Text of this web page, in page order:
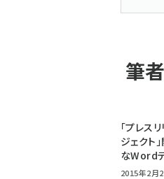
筆
「プレス
ジェクト
なWord
2015年2月